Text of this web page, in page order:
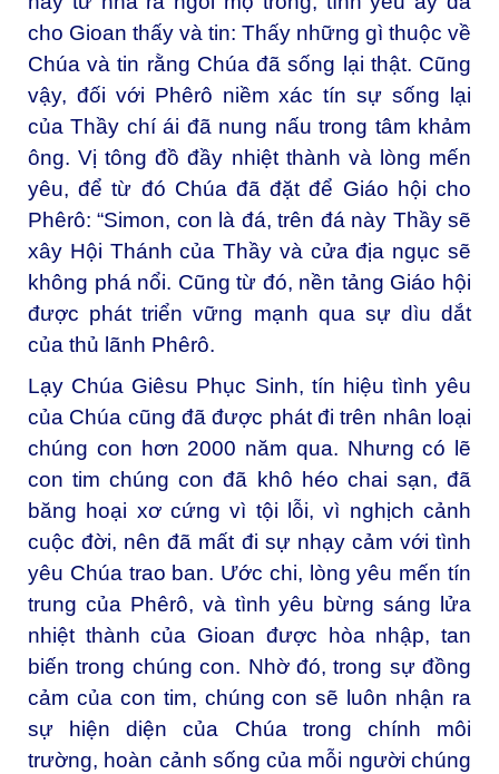
cho Gioan thấy và tin: Thấy những gì thuộc về
Chúa và tin rằng Chúa đã sống lại thật. Cũng
vậy, đối với Phêrô niềm xác tín sự sống lại
của Thầy chí ái đã nung nấu trong tâm khảm
ông. Vị tông đồ đầy nhiệt thành và lòng mến
yêu, để từ đó Chúa đã đặt để Giáo hội cho
Phêrô: “Simon, con là đá, trên đá này Thầy sẽ
xây Hội Thánh của Thầy và cửa địa ngục sẽ
không phá nổi. Cũng từ đó, nền tảng Giáo hội
được phát triển vững mạnh qua sự dìu dắt
của thủ lãnh Phêrô.
Lạy Chúa Giêsu Phục Sinh, tín hiệu tình yêu
của Chúa cũng đã được phát đi trên nhân loại
chúng con hơn 2000 năm qua. Nhưng có lẽ
con tim chúng con đã khô héo chai sạn, đã
băng hoại xơ cứng vì tội lỗi, vì nghịch cảnh
cuộc đời, nên đã mất đi sự nhạy cảm với tình
yêu Chúa trao ban. Ước chi, lòng yêu mến tín
trung của Phêrô, và tình yêu bừng sáng lửa
nhiệt thành của Gioan được hòa nhập, tan
biến trong chúng con. Nhờ đó, trong sự đồng
cảm của con tim, chúng con sẽ luôn nhận ra
sự hiện diện của Chúa trong chính môi
trường, hoàn cảnh sống của mỗi người chúng